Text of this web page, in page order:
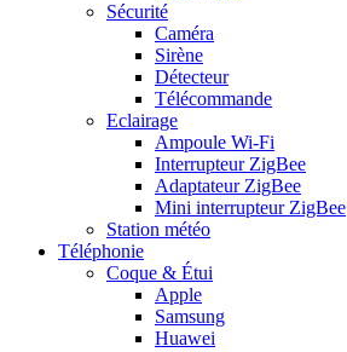
Sécurité
Caméra
Sirène
Détecteur
Télécommande
Eclairage
Ampoule Wi-Fi
Interrupteur ZigBee
Adaptateur ZigBee
Mini interrupteur ZigBee
Station météo
Téléphonie
Coque & Étui
Apple
Samsung
Huawei